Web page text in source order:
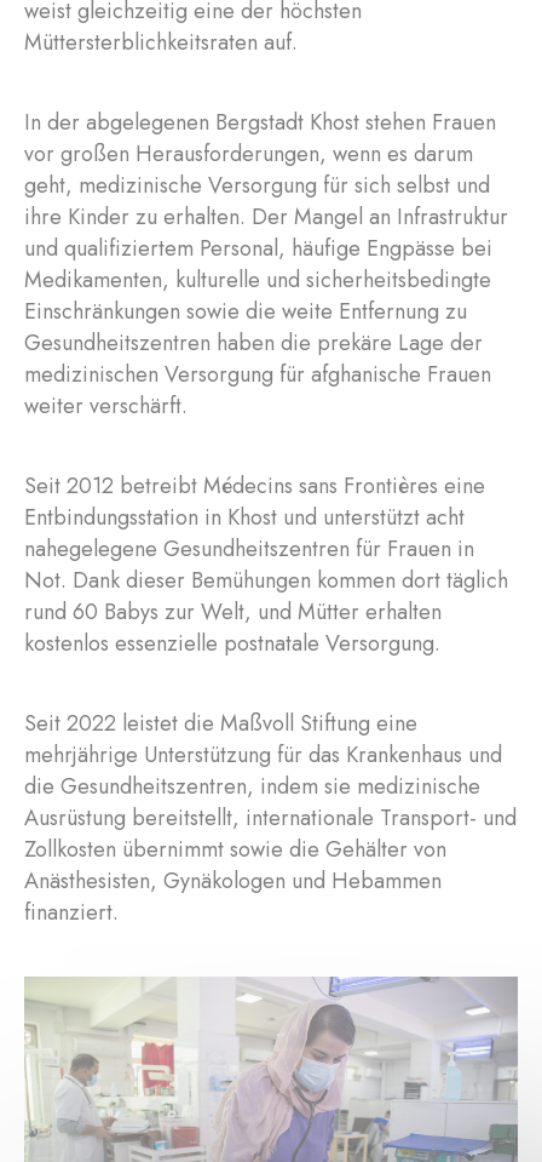
weist gleichzeitig eine der höchsten
Müttersterblichkeitsraten auf.
In der abgelegenen Bergstadt Khost stehen Frauen
vor großen Herausforderungen, wenn es darum
geht, medizinische Versorgung für sich selbst und
ihre Kinder zu erhalten. Der Mangel an Infrastruktur
und qualifiziertem Personal, häufige Engpässe bei
Medikamenten, kulturelle und sicherheitsbedingte
Einschränkungen sowie die weite Entfernung zu
Gesundheitszentren haben die prekäre Lage der
medizinischen Versorgung für afghanische Frauen
weiter verschärft.
Seit 2012 betreibt Médecins sans Frontières eine
Entbindungsstation in Khost und unterstützt acht
nahegelegene Gesundheitszentren für Frauen in
Not. Dank dieser Bemühungen kommen dort täglich
rund 60 Babys zur Welt, und Mütter erhalten
kostenlos essenzielle postnatale Versorgung.
Seit 2022 leistet die Maßvoll Stiftung eine
mehrjährige Unterstützung für das Krankenhaus und
die Gesundheitszentren, indem sie medizinische
Ausrüstung bereitstellt, internationale Transport- und
Zollkosten übernimmt sowie die Gehälter von
Anästhesisten, Gynäkologen und Hebammen
finanziert.